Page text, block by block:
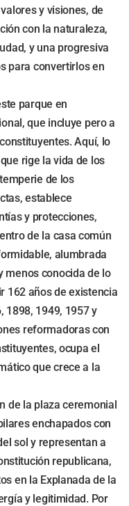
y visiones, de
con la naturaleza,
y una progresiva
para convertirlos en
parque en
que incluye pero a
Aquí, lo
rige la vida de los
de los
establece
y protecciones,
de la casa común
alumbrada
menos conocida de lo
162 años de existencia
1898, 1949, 1957 y
reformadoras con
ocupa el
que crece a la
de la plaza ceremonial
enchapados con
sol y representan a
republicana,
en la Explanada de la
y legitimidad. Por